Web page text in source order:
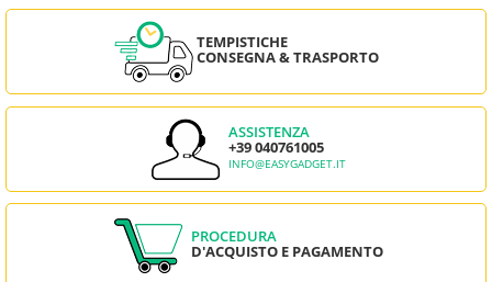
TEMPISTICHE
CONSEGNA & TRASPORTO
ASSISTENZA
+39 040761005
INFO@EASYGADGET.IT
PROCEDURA
D'ACQUISTO E PAGAMENTO